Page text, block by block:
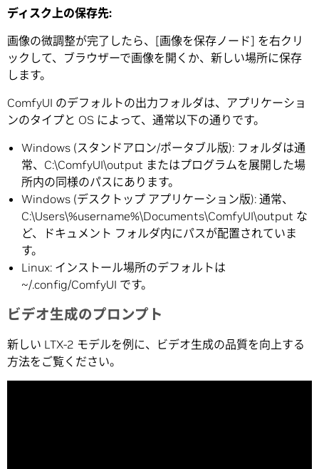
ディスク上の保存先:
画像の微調整が完了したら、[画像を保存ノード] を右クリ
ックして、ブラウザーで画像を開くか、新しい場所に保存
します。
ComfyUI のデフォルトの出力フォルダは、アプリケーショ
ンのタイプと OS によって、通常以下の通りです。
Windows (スタンドアロン/ポータブル版): フォルダは通
常、C:\ComfyUI\output またはプログラムを展開した場
所内の同様のパスにあります。
Windows (デスクトップ アプリケーション版): 通常、
C:\Users\%username%\Documents\ComfyUI\output な
ど、ドキュメント フォルダ内にパスが配置されていま
す。
Linux: インストール場所のデフォルトは
~/.config/ComfyUI です。
ビデオ生成のプロンプト
新しい LTX-2 モデルを例に、ビデオ生成の品質を向上する
方法をご覧ください。